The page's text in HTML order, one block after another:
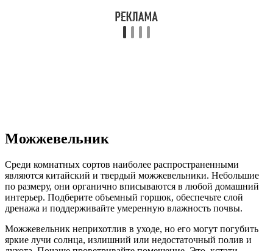
Можжевельник
Среди комнатных сортов наиболее распространенными
являются китайский и твердый можжевельники. Небольшие
по размеру, они органично вписываются в любой домашний
интерьер. Подберите объемный горшок, обеспечьте слой
дренажа и поддерживайте умеренную влажность почвы.
Можжевельник неприхотлив в уходе, но его могут погубить
яркие лучи солнца, излишний или недостаточный полив и